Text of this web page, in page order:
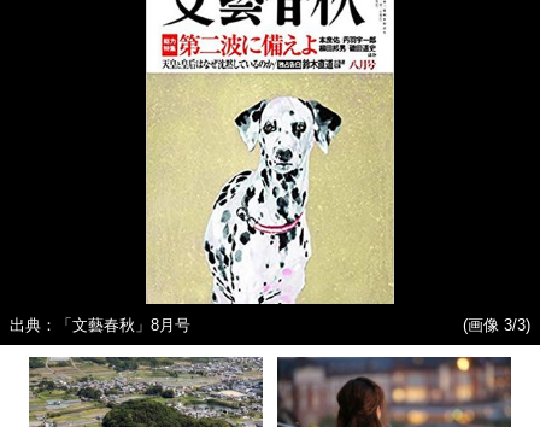
出典：「文藝春秋」8月号 (画像 3/3)